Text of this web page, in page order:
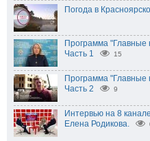
Погода в
Программа "Главные
Часть 1
15
Программа "Главные
Часть 2
9
Интервью на 8
Елена Родикова.